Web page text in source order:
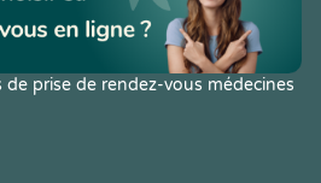
prise de rendez-vous médecines